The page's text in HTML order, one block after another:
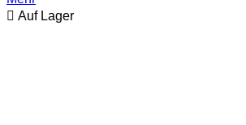
 Auf Lager